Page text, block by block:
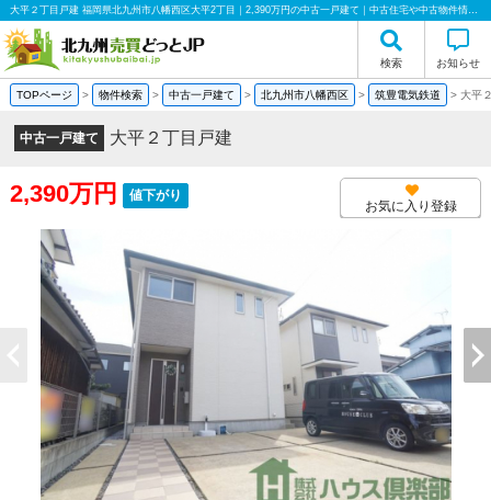
大平２丁目戸建 福岡県北九州市八幡西区大平2丁目｜2,390万円の中古一戸建て｜中古住宅や中古物件情報｜株式会社ハウス倶楽部
検索 お知らせ
TOPページ > 物件検索 > 中古一戸建て > 北九州市八幡西区 > 筑豊電気鉄道 > 大平
中古一戸建て 大平２丁目戸建
2,390万円 値下がり
お気に入り登録